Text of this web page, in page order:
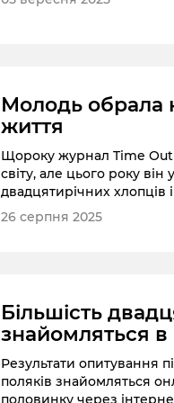
Молодь обрала
життя
Щороку журнал Time Out
світу, але цього року
двадцятирічних хлопців і
26 серпня 2025
Більшість
знайомляться в
Результати опитування
поляків знайомляться
половинку через